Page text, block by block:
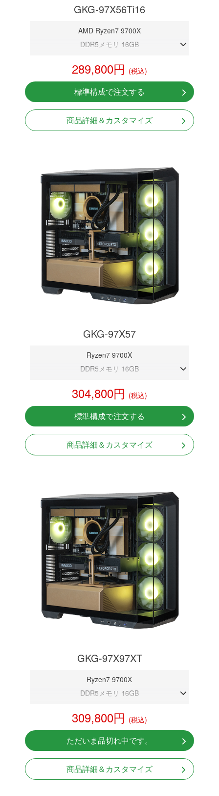
GKG-97X56Ti16
AMD Ryzen7 9700X
DDR5メモリ 16GB
NVMeSSD 1TB
無線LAN Bluetooth対応
Windows11 Home 64bit
289,800円 (税込)
標準構成で注文する
商品詳細＆カスタマイズ
GKG-97X57
Ryzen7 9700X
DDR5メモリ 16GB
NVMeSSD 1TB
無線LAN Bluetooth対応
Windows11 Home 64bit
304,800円 (税込)
標準構成で注文する
商品詳細＆カスタマイズ
GKG-97X97XT
Ryzen7 9700X
DDR5メモリ 16GB
NVMeSSD 1TB
無線LAN Bluetooth対応
Windows11 Home 64bit
309,800円 (税込)
ただいま品切れ中です。
商品詳細＆カスタマイズ